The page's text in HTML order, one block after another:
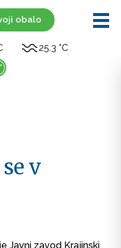
obalo
25.3 °C
v
Javni zavod Krajinski